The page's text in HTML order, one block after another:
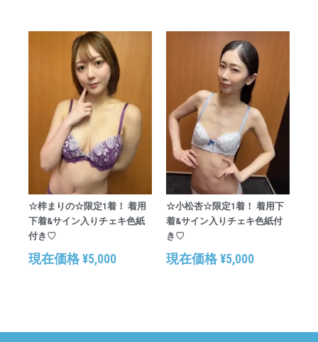
☆梓まりの☆限定1着！ 着用
下着&サイン入りチェキ色紙
付き♡
現在価格¥5,000
☆小松杏☆限定1着！ 着用下
着&サイン入りチェキ色紙付
き♡
現在価格¥5,000